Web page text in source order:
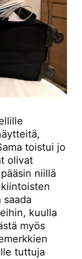
toistui jo
olivat
niillä
saada
kuulla
myös
tuttuja